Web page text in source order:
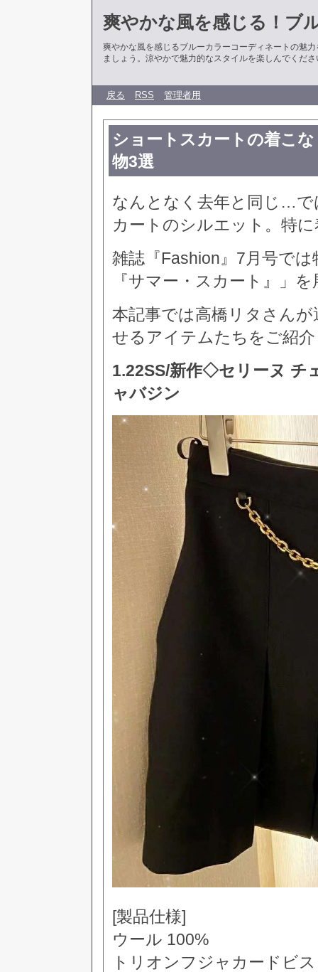
爽やかな風を感じる！ブ
爽やかな風を感じるブルーカラーコーディネートの魅
ましょう。涼やかで魅力的なスタイルを楽しんでくださ
戻る RSS 管理者用
ショートスカートの着こ
物3選
なんとなく去年と同じ…
カートのシルエット。特
雑誌『Fashion』7月号で
『サマー・スカート』」を
本記事では高橋リタさん
せるアイテムたちをご紹
1.22SS/新作◇セリーヌ チ
ャバジン
[製品仕様]
ウール 100%
トリオンフジャカードビ